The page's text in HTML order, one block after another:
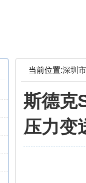
当前位置:深圳
斯德克
压力变